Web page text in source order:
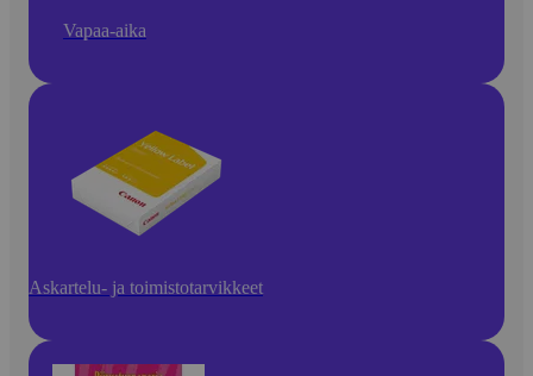
Vapaa-aika
Askartelu- ja toimistotarvikkeet